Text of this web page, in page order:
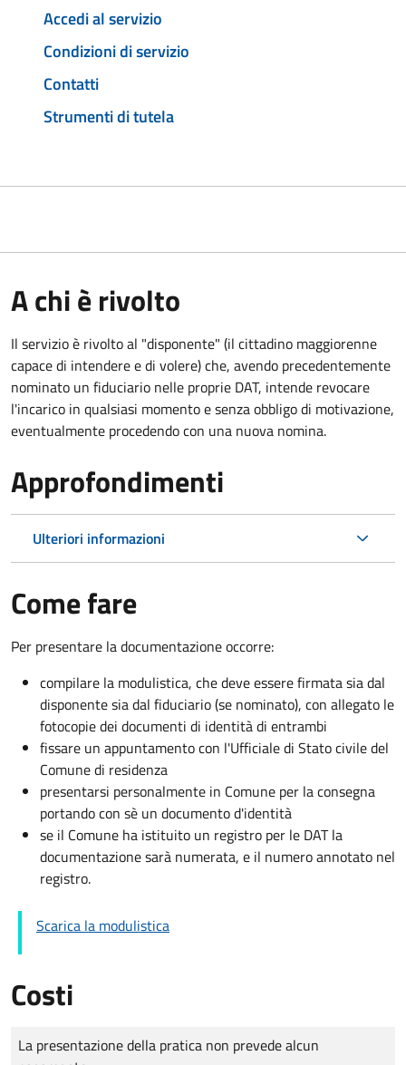
Accedi al servizio
Condizioni di servizio
Contatti
Strumenti di tutela
A chi è rivolto
Il servizio è rivolto al "disponente" (il cittadino maggiorenne
capace di intendere e di volere) che, avendo precedentemente
nominato un fiduciario nelle proprie DAT, intende revocare
l'incarico in qualsiasi momento e senza obbligo di motivazione,
eventualmente procedendo con una nuova nomina.
Approfondimenti
Ulteriori informazioni
Come fare
Per presentare la documentazione occorre:
compilare la modulistica, che deve essere firmata sia dal
disponente sia dal fiduciario (se nominato), con allegato le
fotocopie dei documenti di identità di entrambi
fissare un appuntamento con l'Ufficiale di Stato civile del
Comune di residenza
presentarsi personalmente in Comune per la consegna
portando con sè un documento d'identità
se il Comune ha istituito un registro per le DAT la
documentazione sarà numerata, e il numero annotato nel
registro.
Scarica la modulistica
Costi
Tipo di pagamento
Importo
La presentazione della pratica non prevede alcun